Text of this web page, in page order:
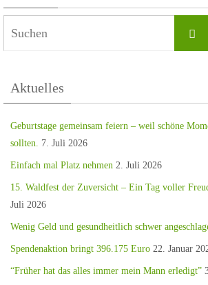
Aktuelles
Geburtstage gemeinsam feiern – weil schöne
sollten. 7. Juli 2026
Einfach mal Platz nehmen 2. Juli 2026
15. Waldfest der Zuversicht – Ein Tag voller
Juli 2026
Wenig Geld und gesundheitlich schwer
Spendenaktion bringt 396.175 Euro 22. Januar
“Früher hat das alles immer mein Mann erledigt”